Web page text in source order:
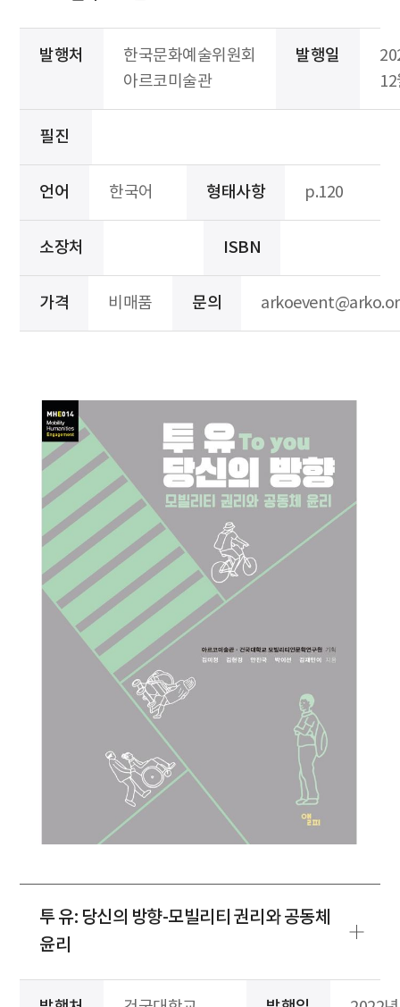
발행처
한국문화예술위원회
아르코미술관
발행일
필진
언어 한국어 형태사항 p.120
소장처 ISBN
가격 비매품 문의
투 유: 당신의 방향-모빌리티 권리와 공동체
윤리